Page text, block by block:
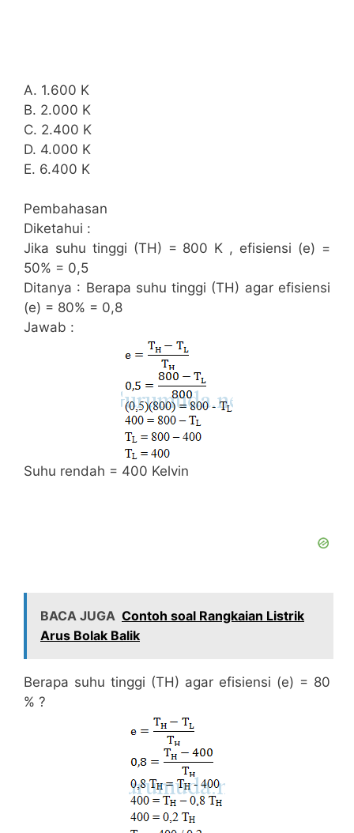
A. 1.600 K
B. 2.000 K
C. 2.400 K
D. 4.000 K
E. 6.400 K
Pembahasan
Diketahui :
Jika suhu tinggi (TH) = 800 K , efisiensi (e) =
50% = 0,5
Ditanya : Berapa suhu tinggi (TH) agar efisiensi
(e) = 80% = 0,8
Jawab :
Suhu rendah = 400 Kelvin
BACA JUGA Contoh soal Rangkaian Listrik
Arus Bolak Balik
Berapa suhu tinggi (TH) agar efisiensi (e) = 80
% ?